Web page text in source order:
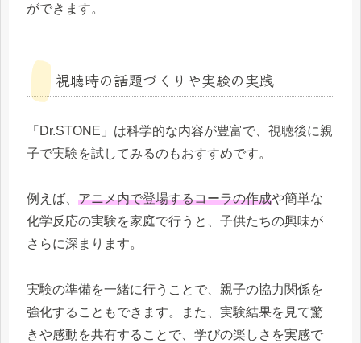
ができます。
視聴時の話題づくりや実験の実践
「Dr.STONE」は科学的な内容が豊富で、視聴後に親
子で実験を試してみるのもおすすめです。
例えば、 アニメ内で登場するコーラの作成や簡単な
化学反応の実験を家庭で行うと、子供たちの興味が
さらに深まります。
実験の準備を一緒に行うことで、親子の協力関係を
強化することもできます。また、実験結果を見て驚
きや感動を共有することで、学びの楽しさを実感で